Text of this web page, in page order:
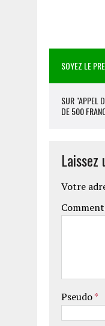
SOYEZ LE
SUR "APPEL
DE 500
Votre
Pseudo*